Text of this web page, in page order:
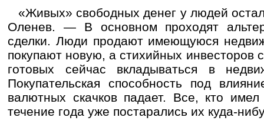
«Живых» свободных денег у людей
Оленев. — В основном проходят
сделки. Люди продают имеющуюся
покупают новую, а стихийных инвесторов
готовых сейчас вкладываться в
Покупательская способность под
валютных скачков падает. Все, кто
течение года уже постарались их куда-